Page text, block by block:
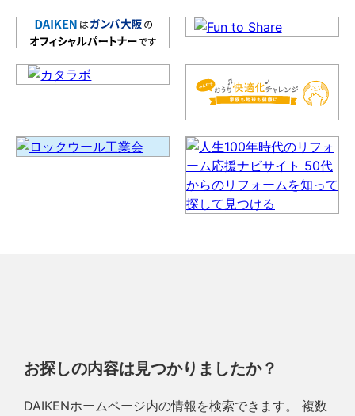
お探しの内容は見つかりましたか？
DAIKENホームページ内の情報を検索できます。 複数